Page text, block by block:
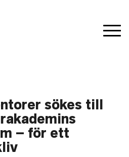
sökes till
– för ett